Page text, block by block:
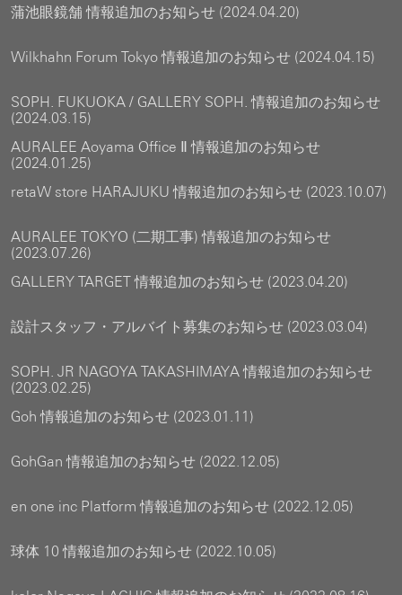
蒲池眼鏡舗 情報追加のお知らせ (2024.04.20)
Wilkhahn Forum Tokyo 情報追加のお知らせ (2024.04.15)
SOPH. FUKUOKA / GALLERY SOPH. 情報追加のお知らせ
(2024.03.15)
AURALEE Aoyama Office Ⅱ 情報追加のお知らせ
(2024.01.25)
retaW store HARAJUKU 情報追加のお知らせ (2023.10.07)
AURALEE TOKYO (二期工事) 情報追加のお知らせ
(2023.07.26)
GALLERY TARGET 情報追加のお知らせ (2023.04.20)
設計スタッフ・アルバイト募集のお知らせ (2023.03.04)
SOPH. JR NAGOYA TAKASHIMAYA 情報追加のお知らせ
(2023.02.25)
Goh 情報追加のお知らせ (2023.01.11)
GohGan 情報追加のお知らせ (2022.12.05)
en one inc Platform 情報追加のお知らせ (2022.12.05)
球体 10 情報追加のお知らせ (2022.10.05)